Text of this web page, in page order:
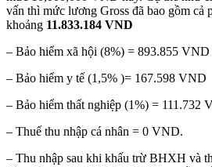
vấn thì mức lương Gross đã bao gồm cả
khoảng 11.833.184 VND
– Bảo hiểm xã hội (8%) = 893.855 VND
– Bảo hiểm y tế (1,5% )= 167.598 VND
– Bảo hiểm thất nghiệp (1%) = 111.732
– Thuế thu nhập cá nhân = 0 VND.
– Thu nhập sau khi khấu trừ BHXH và